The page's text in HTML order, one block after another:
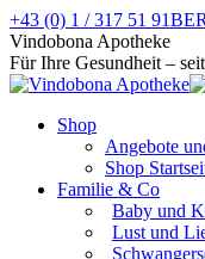
Zum
Inhalt
springen
+43 (0) 1 / 317 51 91
Facebook
page
opens
new
Instagram
page
opens
new
Vindobona Apotheke
Für Ihre Gesundheit –
Shop
Angebote
Shop
Familie & Co
Baby und
Lust und